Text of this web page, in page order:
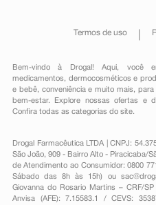
Termos de uso
Bem-vindo à Drogal! Aqui, você
medicamentos , dermocosméticos e
e bebê, conveniênciae muito mais, para
bem-estar. Explore nossas ofertas e
Confira todas as categorias do site.
Drogal Farmacêutica LTDA | CNPJ:
São João, 909 - Bairro Alto - Piracicaba/
de Atendimento ao Consumidor: 0800
Sábado das 8h às 15h) ou
Giovanna do Rosario Martins – CRF/
Anvisa (AFE): 7.15583.1 / CEVS: